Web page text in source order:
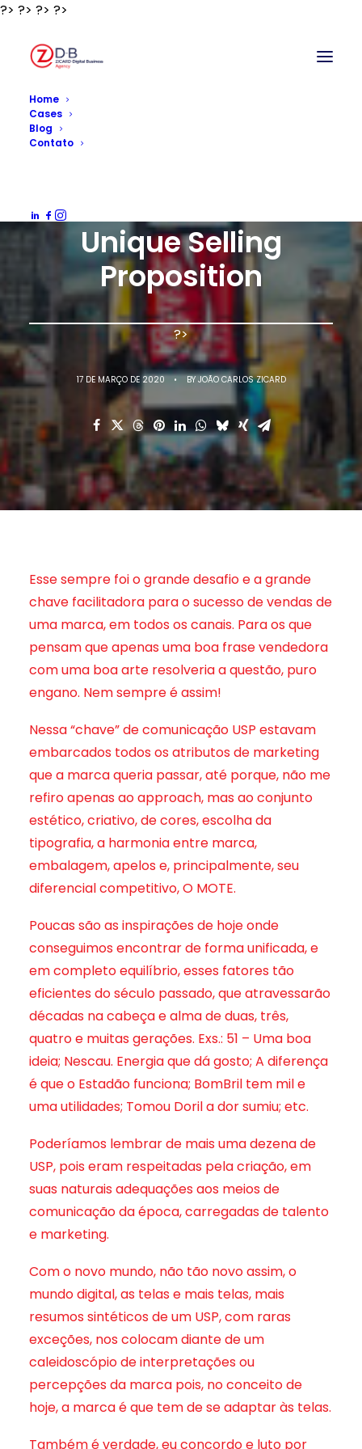
?> ?> ?> ?>
Home
Cases
Blog
Contato
Unique Selling
Proposition
?>
17 DE MARÇO DE 2020 • BY JOÃO CARLOS ZICARD
Esse sempre foi o grande desafio e a grande
chave facilitadora para o sucesso de vendas de
uma marca, em todos os canais. Para os que
pensam que apenas uma boa frase vendedora
com uma boa arte resolveria a questão, puro
engano. Nem sempre é assim!
Nessa “chave” de comunicação USP estavam
embarcados todos os atributos de marketing
que a marca queria passar, até porque, não me
refiro apenas ao approach, mas ao conjunto
estético, criativo, de cores, escolha da
tipografia, a harmonia entre marca,
embalagem, apelos e, principalmente, seu
diferencial competitivo, O MOTE.
Poucas são as inspirações de hoje onde
conseguimos encontrar de forma unificada, e
em completo equilíbrio, esses fatores tão
eficientes do século passado, que atravessarão
décadas na cabeça e alma de duas, três,
quatro e muitas gerações. Exs.: 51 – Uma boa
ideia; Nescau. Energia que dá gosto; A diferença
é que o Estadão funciona; BomBril tem mil e
uma utilidades; Tomou Doril a dor sumiu; etc.
Poderíamos lembrar de mais uma dezena de
USP, pois eram respeitadas pela criação, em
suas naturais adequações aos meios de
comunicação da época, carregadas de talento
e marketing.
Com o novo mundo, não tão novo assim, o
mundo digital, as telas e mais telas, mais
resumos sintéticos de um USP, com raras
exceções, nos colocam diante de um
caleidoscópio de interpretações ou
percepções da marca pois, no conceito de
hoje, a marca é que tem de se adaptar às telas.
Também é verdade, eu concordo e luto por